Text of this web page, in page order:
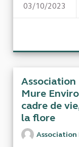
03/10/2023
Mure
cadre de
la flore
Association